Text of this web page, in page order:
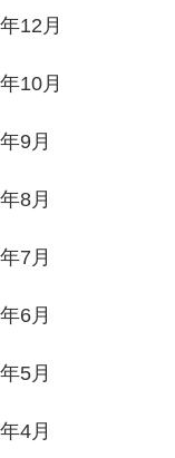
12月
10月
9月
8月
7月
6月
5月
4月